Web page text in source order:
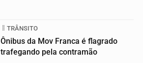
TRÂNSITO
Ônibus da Mov Franca é flagrado
trafegando pela contramão